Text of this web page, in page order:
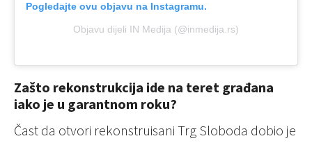
Pogledajte ovu objavu na Instagramu.
Objavu dijeli IN Medija (@inmedija.rs)
Zašto rekonstrukcija ide na teret građana
iako je u garantnom roku?
Čast da otvori rekonstruisani Trg Sloboda dobio je